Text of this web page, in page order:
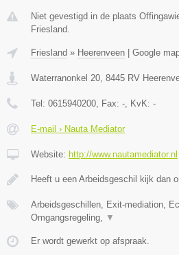
Niet gevestigd in de plaats
Friesland.
Friesland » Heerenveen Google
Waterranonkel 20 8445 RV
Tel: 0615940200 , Fax: - , KvK: -
E-mail › Nauta Mediator
Website: http://www.nautamediator.nl
Heeft u een Arbeidsgeschil kijk dan
Arbeidsgeschillen, Exit-mediation,
Omgangsregeling,
▼
Er wordt gewerkt op afspraak.